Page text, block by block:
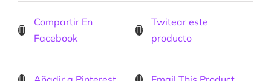
Compartir En
Facebook
Twitear este
producto